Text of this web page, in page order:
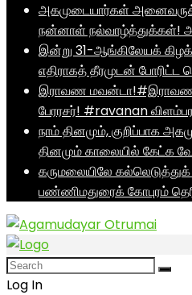
அகமுடையார்கள்
நன்னாள் நல்வாழ்த்துக்கள்!
இன்று 31-ஆங்கிலேயக்
எதிராகத் தீரமுடன்
இராவண
பேரரசர்! #ravanan
நாம் தினமும், குறிப்பாக
தினமும் காலையில் கேட்க
கருமலையிலே
பண்ணிமதுரைக் கோபுரம்
Log In